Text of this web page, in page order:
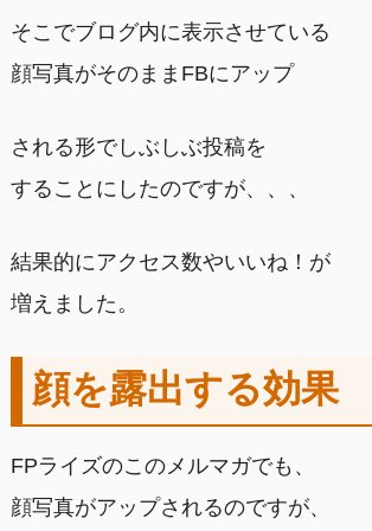
そこでブログ内に表示させている
顔写真がそのままFBにアップ
される形でしぶしぶ投稿を
することにしたのですが、、、
結果的にアクセス数やいいね！が
増えました。
顔を露出する効果
FPライズのこのメルマガでも、
顔写真がアップされるのですが、